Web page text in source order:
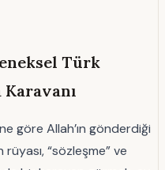
Türk
göre Allah’ın gönderdiği
“sözleşme” ve